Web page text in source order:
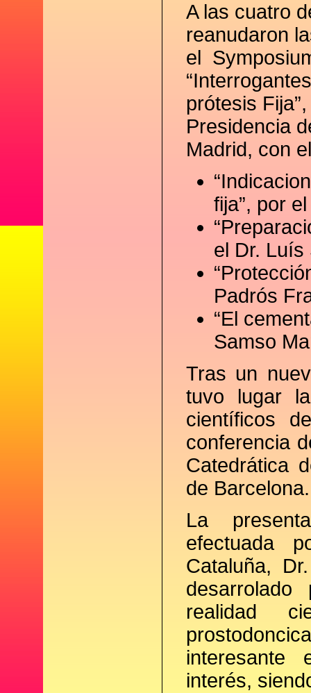
A las cuatro
reanudaron
el
prótesis
Presidencia
Madrid, con
fija”, por
el Dr. Luís
Padrós
“El
Samso
Tras un
tuvo lugar
científicos
conferencia
Catedrática
de Barcelona.
La
efectuada
Cataluña,
realidad
interesante
interés,